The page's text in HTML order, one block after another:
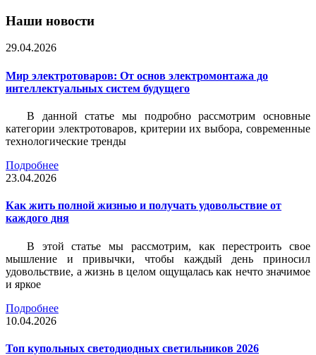
Наши новости
29.04.2026
Мир электротоваров: От основ электромонтажа до
интеллектуальных систем будущего
В данной статье мы подробно рассмотрим основные
категории электротоваров, критерии их выбора, современные
технологические тренды
Подробнее
23.04.2026
Как жить полной жизнью и получать удовольствие от
каждого дня
В этой статье мы рассмотрим, как перестроить свое
мышление и привычки, чтобы каждый день приносил
удовольствие, а жизнь в целом ощущалась как нечто значимое
и яркое
Подробнее
10.04.2026
Топ купольных светодиодных светильников 2026